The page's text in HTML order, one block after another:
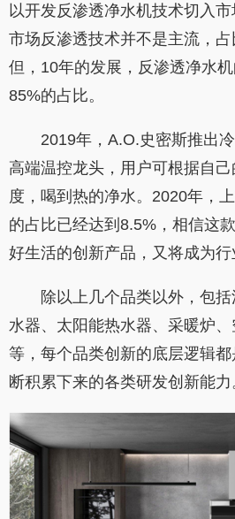
以开发反渗透净水机技术切入
市场反渗透技术并不是主流，占
但，10年的发展，反渗透净水
85%的占比。
2019年，A.O.史密斯推出
高端温控龙头，用户可根据自
度，喝到热的净水。2020年，
的占比已经达到8.5%，相信这
好生活的创新产品，又将成为行
除以上几个品类以外，包
水器、太阳能热水器、采暖炉
等，每个品类创新的底层逻辑
断积累下来的各类研发创新能力